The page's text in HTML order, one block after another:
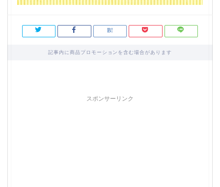
記事内に商品プロモーションを含む場合があります
スポンサーリンク